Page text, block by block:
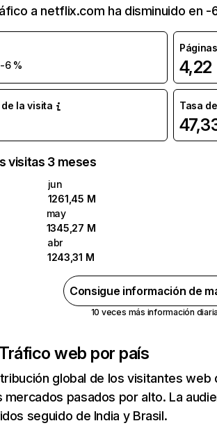
a netflix.com ha disminuido en -
-6 % 4,22
la visita Tasa
visitas 3 meses
jun
1261,45 M
may
1345,27 M
abr
1243,31 M
Consigue información de
10 veces más información
Tráfico web por país
global de los visitantes
mercados pasados por alto. La
seguido de India y Brasil.